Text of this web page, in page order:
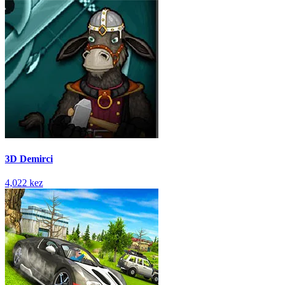
3D Demirci
4,022 kez